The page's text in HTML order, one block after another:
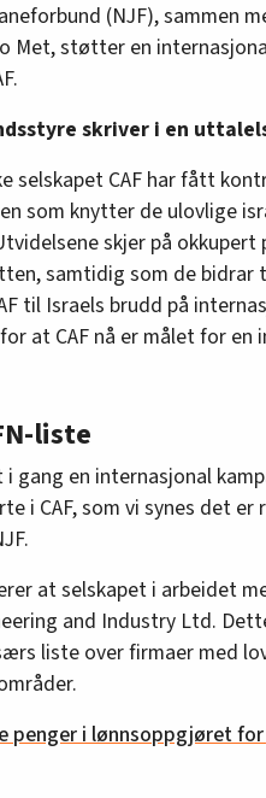
(NJF), sammen
Met, støtter en
skriver i en
selskapet CAF har fått
som knytter de ulovlige
skjer på
samtidig som de bidrar
til Israels brudd på
at CAF nå er målet for en
liste
gang en internasjonal
i CAF, som vi synes det
at selskapet i arbeidet
and Industry Ltd.
liste over firmaer med
penger i lønnsoppgjøret